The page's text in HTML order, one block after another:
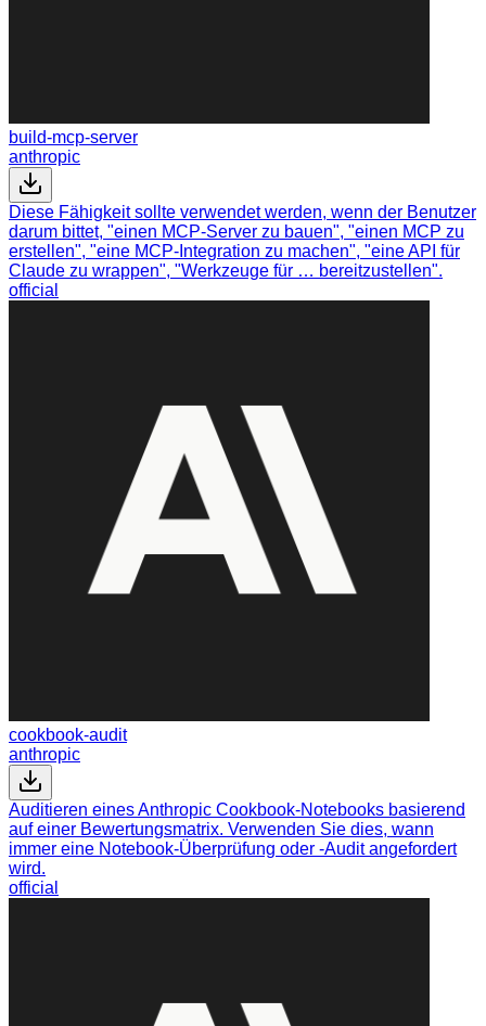
build-mcp-server
anthropic
Diese Fähigkeit sollte verwendet werden, wenn der Benutzer
darum bittet, "einen MCP-Server zu bauen", "einen MCP zu
erstellen", "eine MCP-Integration zu machen", "eine API für
Claude zu wrappen", "Werkzeuge für … bereitzustellen".
official
cookbook-audit
anthropic
Auditieren eines Anthropic Cookbook-Notebooks basierend
auf einer Bewertungsmatrix. Verwenden Sie dies, wann
immer eine Notebook-Überprüfung oder -Audit angefordert
wird.
official